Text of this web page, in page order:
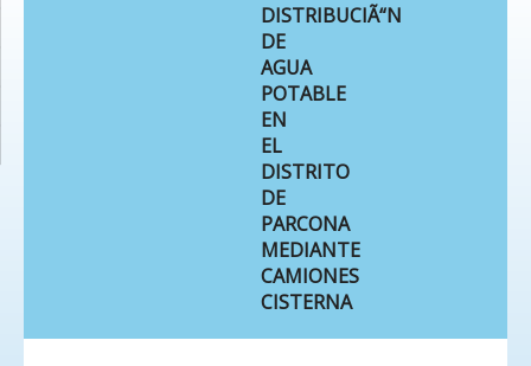
DISTRIBUCIÃ“N
DE
AGUA
POTABLE
EN
EL
DISTRITO
DE
PARCONA
MEDIANTE
CAMIONES
CISTERNA